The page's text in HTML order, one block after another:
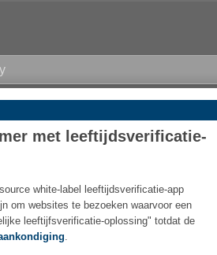
met leeftijdsverificatie-
white-label leeftijdsverificatie-app
om websites te bezoeken waarvoor een
leeftijfsverificatie-oplossing" totdat de
.